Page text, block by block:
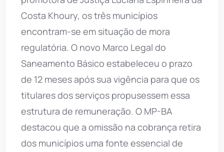
Costa Khoury, os três municípios
encontram-se em situação de mora
regulatória. O novo Marco Legal do
Saneamento Básico estabeleceu o prazo
de 12 meses após sua vigência para que os
titulares dos serviços propusessem essa
estrutura de remuneração. O MP-BA
destacou que a omissão na cobrança retira
dos municípios uma fonte essencial de